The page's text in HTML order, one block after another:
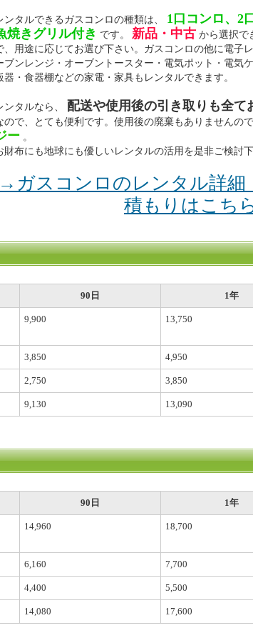
ンタルできるガスコンロの種類は、
1口コンロ、2
焼きグリル付き です。 新品・中古 から選択で
、用途に応じてお選び下さい。ガスコンロの他に電子
ブンレンジ・オーブントースター・電気ポット・電気
器・食器棚などの家電・家具もレンタルできます。
ンタルなら、 配送や使用後の引き取りも全て
ので、とても便利です。使用後の廃棄もありませんので
ー 。
財布にも地球にも優しいレンタルの活用を是非ご検討下
→ガスコンロのレンタル詳細
積もりはこち
90日 1年
9,900 13,750
3,850 4,950
2,750 3,850
9,130 13,090
90日 1年
14,960 18,700
6,160 7,700
4,400 5,500
14,080 17,600